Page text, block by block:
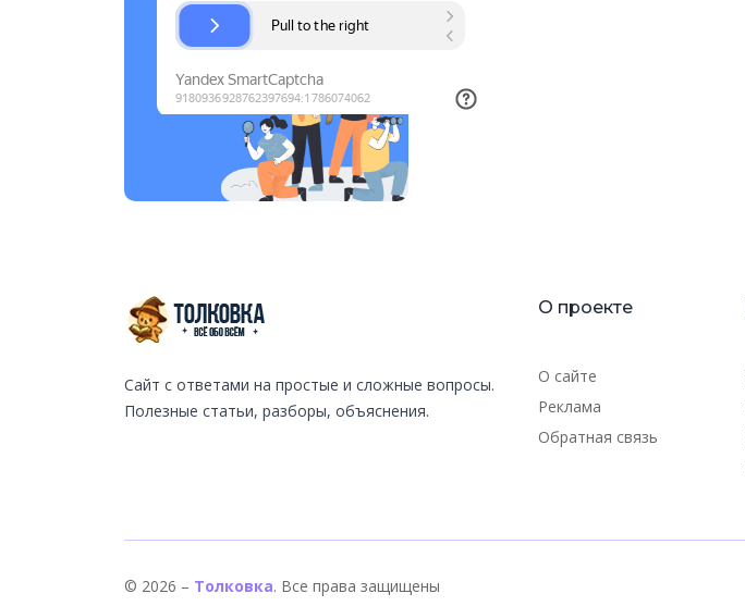
Сайт с ответами на простые и сложные вопросы.
Полезные статьи, разборы, объяснения.
О проекте
О сайте
Реклама
Обратная связь
© 2026 – Толковка. Все права защищены